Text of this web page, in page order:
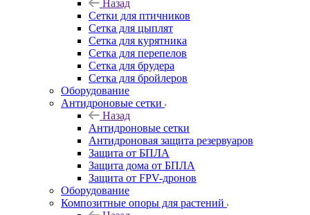
Назад
Сетки для птичников
Сетка для цыплят
Сетка для курятника
Сетка для перепелов
Сетка для брудера
Сетка для бройлеров
Оборудование
Антидроновые сетки
Назад
Антидроновые сетки
Антидроновая защита резервуаров
Защита от БПЛА
Защита дома от БПЛА
Защита от FPV-дронов
Оборудование
Композитные опоры для растений